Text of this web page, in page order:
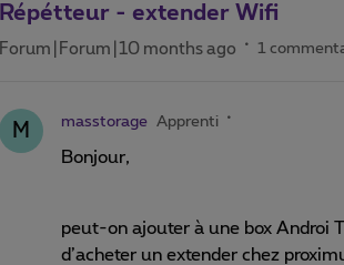
Répétteur - extender Wifi
Forum|Forum|10 months ago 1
M masstorage Apprenti
Bonjour,
peut-on ajouter à une box Androi
d’acheter un extender chez